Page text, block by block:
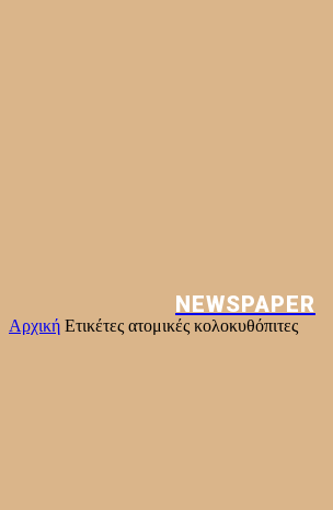
NEWSPAPER
Αρχική Ετικέτες ατομικές κολοκυθόπιτες